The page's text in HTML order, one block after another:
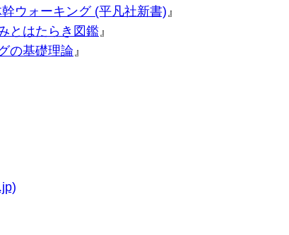
ウォーキング (平凡社新書) 』
とはたらき図鑑 』
の基礎理論 』